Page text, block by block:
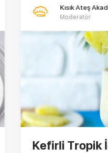
Kısık Ateş
Moderatör
Kefirli Tropik